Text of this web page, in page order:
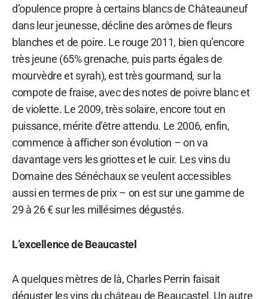
d’opulence propre à certains blancs de Châteauneuf
dans leur jeunesse, décline des arômes de fleurs
blanches et de poire. Le rouge 2011, bien qu’encore
très jeune (65% grenache, puis parts égales de
mourvèdre et syrah), est très gourmand, sur la
compote de fraise, avec des notes de poivre blanc et
de violette. Le 2009, très solaire, encore tout en
puissance, mérite d’être attendu. Le 2006, enfin,
commence à afficher son évolution – on va
davantage vers les griottes et le cuir. Les vins du
Domaine des Sénéchaux se veulent accessibles
aussi en termes de prix – on est sur une gamme de
29 à 26 € sur les millésimes dégustés.
L’excellence de Beaucastel
A quelques mètres de là, Charles Perrin faisait
déguster les vins du château de Beaucastel. Un autre